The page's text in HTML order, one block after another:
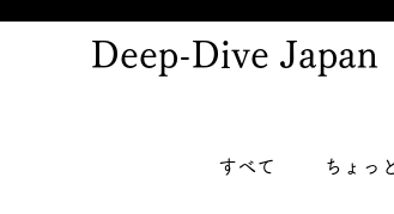
Deep-Dive Japan
すべて ちょっ